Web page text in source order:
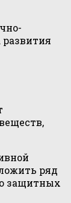
ряд
защитных